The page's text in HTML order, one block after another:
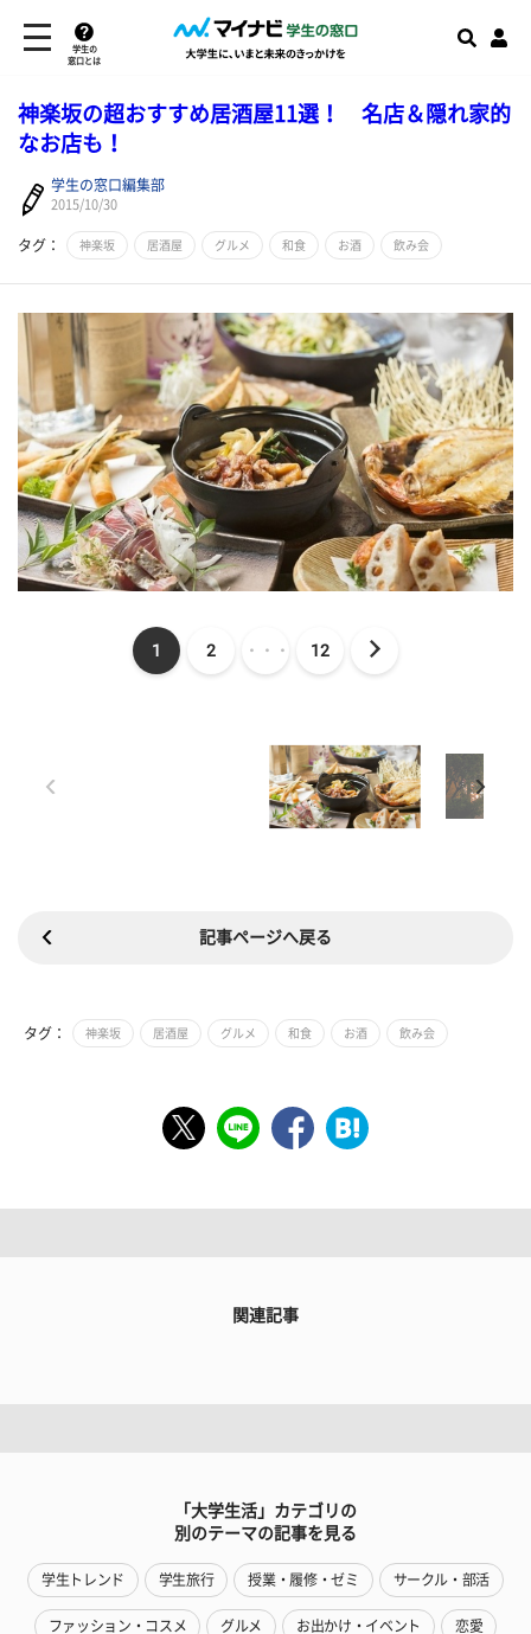
学生の
窓口とは
神楽坂の超おすすめ居酒屋11選！ 名店＆隠れ家的
なお店も！
学生の窓口編集部
2015/10/30
タグ： 神楽坂 居酒屋 グルメ 和食 お酒 飲み会
1 2 ・・・ 12
記事ページへ戻る
タグ： 神楽坂 居酒屋 グルメ 和食 お酒 飲み会
関連記事
「大学生活」カテゴリの
別のテーマの記事を見る
学生トレンド 学生旅行 授業・履修・ゼミ サークル・部活
ファッション・コスメ グルメ お出かけ・イベント 恋愛